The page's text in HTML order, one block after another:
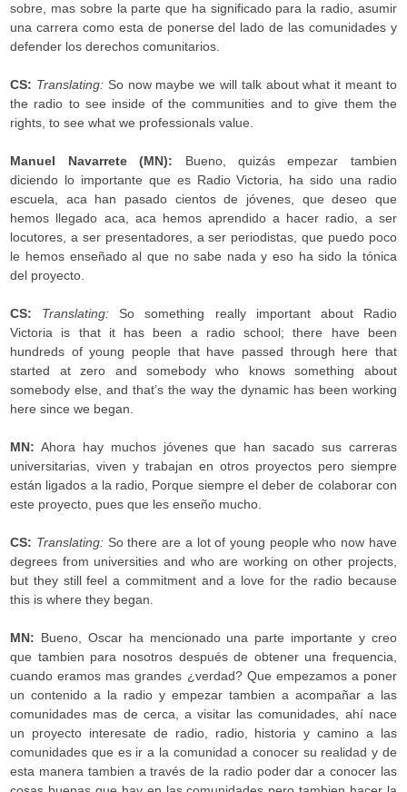
sobre, mas sobre la parte que ha significado para la radio, asumir
una carrera como esta de ponerse del lado de las comunidades y
defender los derechos comunitarios.
CS: Translating: So now maybe we will talk about what it meant to
the radio to see inside of the communities and to give them the
rights, to see what we professionals value.
Manuel Navarrete (MN): Bueno, quizás empezar tambien
diciendo lo importante que es Radio Victoria, ha sido una radio
escuela, aca han pasado cientos de jóvenes, que deseo que
hemos llegado aca, aca hemos aprendido a hacer radio, a ser
locutores, a ser presentadores, a ser periodistas, que puedo poco
le hemos enseñado al que no sabe nada y eso ha sido la tónica
del proyecto.
CS: Translating: So something really important about Radio
Victoria is that it has been a radio school; there have been
hundreds of young people that have passed through here that
started at zero and somebody who knows something about
somebody else, and that’s the way the dynamic has been working
here since we began.
MN: Ahora hay muchos jóvenes que han sacado sus carreras
universitarias, viven y trabajan en otros proyectos pero siempre
están ligados a la radio, Porque siempre el deber de colaborar con
este proyecto, pues que les enseño mucho.
CS: Translating:So there are a lot of young people who now have
degrees from universities and who are working on other projects,
but they still feel a commitment and a love for the radio because
this is where they began.
MN: Bueno, Oscar ha mencionado una parte importante y creo
que tambien para nosotros después de obtener una frequencia,
cuando eramos mas grandes ¿verdad? Que empezamos a poner
un contenido a la radio y empezar tambien a acompañar a las
comunidades mas de cerca, a visitar las comunidades, ahí nace
un proyecto interesate de radio, radio, historia y camino a las
comunidades que es ir a la comunidad a conocer su realidad y de
esta manera tambien a través de la radio poder dar a conocer las